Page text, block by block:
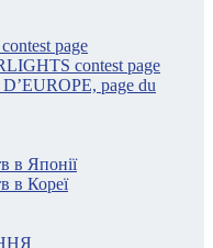
page
contest page
page du
в Японії
в Кореї